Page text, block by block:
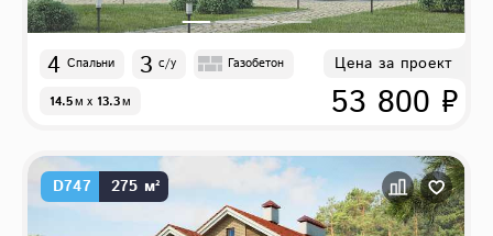
4 Спальни 3 с/у Газобетон
14.5м x 13.3м
Цена за проект
53 800 ₽
D747 275 м²